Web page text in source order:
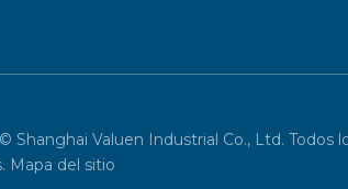
Shanghai Valuen Industrial Co., Ltd. Todos
Mapa del sitio